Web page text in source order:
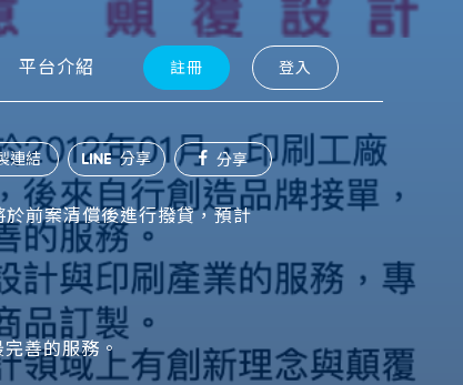
平台介紹 註冊 登入
於前案清償後進行撥貸，預計
善的服務。
連結 分享 分享